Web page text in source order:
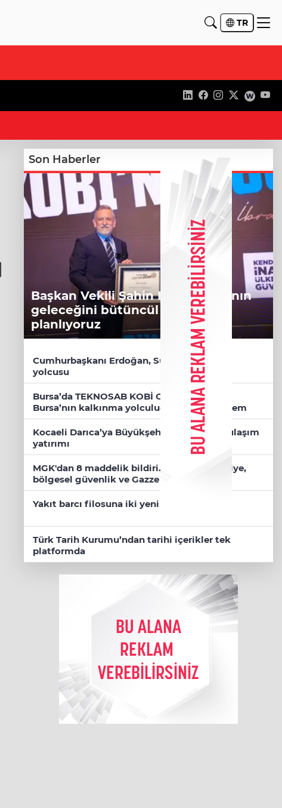
TR
Son Haberler
Başkan Vekili Şahin Biba: Bursa'nın
geleceğini bütüncül anlayışla
planlıyoruz
Cumhurbaşkanı Erdoğan, Suudi Arabistan
yolcusu
Bursa’da TEKNOSAB KOBİ OSB tanıtıldı...
Bursa’nın kalkınma yolculuğunda yeni dönem
Kocaeli Darıca’ya Büyükşehir'den modern ulaşım
yatırımı
MGK'dan 8 maddelik bildiri... Terörsüz Türkiye,
bölgesel güvenlik ve Gazze mesajı
Yakıt barcı filosuna iki yeni gemi
Türk Tarih Kurumu’ndan tarihi içerikler tek
platformda